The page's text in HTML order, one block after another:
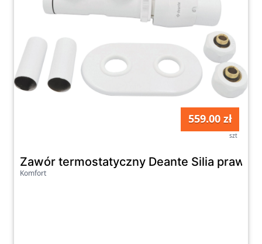
559.00 zł
szt
Zawór termostatyczny Deante Silia prawy
Komfort